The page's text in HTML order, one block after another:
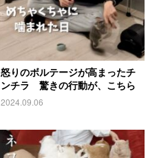
怒りのボルテージが高まったチ
ンチラ 驚きの行動が、こちら
2024.09.06